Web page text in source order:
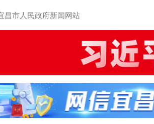
市人民政府新闻网站